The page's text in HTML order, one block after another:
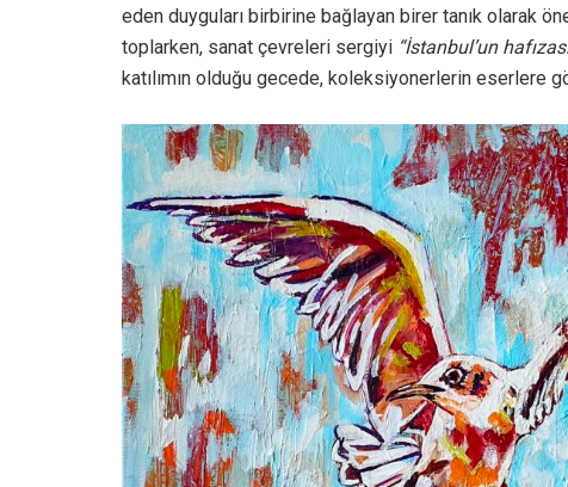
eden duyguları birbirine bağlayan birer tanık olarak
toplarken, sanat çevreleri sergiyi “İstanbul’un
katılımın olduğu gecede, koleksiyonerlerin eserlere